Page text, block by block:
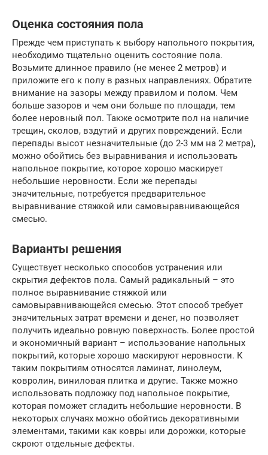
Оценка состояния пола
Прежде чем приступать к выбору напольного покрытия,
необходимо тщательно оценить состояние пола.
Возьмите длинное правило (не менее 2 метров) и
приложите его к полу в разных направлениях. Обратите
внимание на зазоры между правилом и полом. Чем
больше зазоров и чем они больше по площади, тем
более неровный пол. Также осмотрите пол на наличие
трещин, сколов, вздутий и других повреждений. Если
перепады высот незначительные (до 2-3 мм на 2 метра),
можно обойтись без выравнивания и использовать
напольное покрытие, которое хорошо маскирует
небольшие неровности. Если же перепады
значительные, потребуется предварительное
выравнивание стяжкой или самовыравнивающейся
смесью.
Варианты решения
Существует несколько способов устранения или
скрытия дефектов пола. Самый радикальный – это
полное выравнивание стяжкой или
самовыравнивающейся смесью. Этот способ требует
значительных затрат времени и денег, но позволяет
получить идеально ровную поверхность. Более простой
и экономичный вариант – использование напольных
покрытий, которые хорошо маскируют неровности. К
таким покрытиям относятся ламинат, линолеум,
ковролин, виниловая плитка и другие. Также можно
использовать подложку под напольное покрытие,
которая поможет сгладить небольшие неровности. В
некоторых случаях можно обойтись декоративными
элементами, такими как ковры или дорожки, которые
скроют отдельные дефекты.